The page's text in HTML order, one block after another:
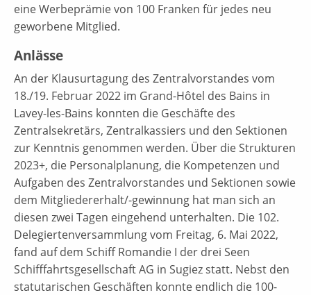
eine Werbeprämie von 100 Franken für jedes neu
geworbene Mitglied.
Anlässe
An der Klausurtagung des Zentralvorstandes vom
18./19. Februar 2022 im Grand-Hôtel des Bains in
Lavey-les-Bains konnten die Geschäfte des
Zentralsekretärs, Zentralkassiers und den Sektionen
zur Kenntnis genommen werden. Über die Strukturen
2023+, die Personalplanung, die Kompetenzen und
Aufgaben des Zentralvorstandes und Sektionen sowie
dem Mitgliedererhalt/-gewinnung hat man sich an
diesen zwei Tagen eingehend unterhalten. Die 102.
Delegiertenversammlung vom Freitag, 6. Mai 2022,
fand auf dem Schiff Romandie I der drei Seen
Schifffahrtsgesellschaft AG in Sugiez statt. Nebst den
statutarischen Geschäften konnte endlich die 100-